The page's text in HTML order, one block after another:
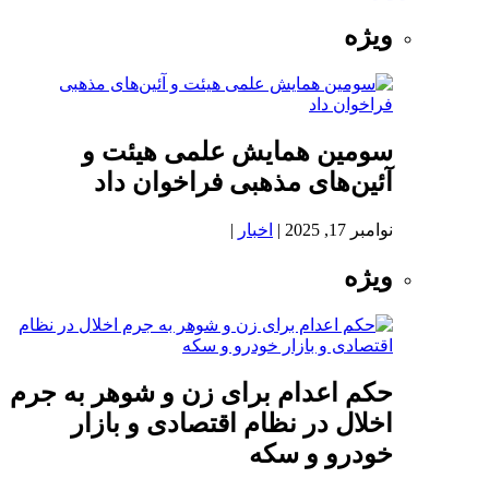
ویژه
سومین همایش علمی هیئت و
آئین‌های مذهبی فراخوان داد
نوامبر 17, 2025 | اخبار |
ویژه
حکم اعدام برای زن و شوهر به جرم
اخلال در نظام اقتصادی و بازار
خودرو و سکه